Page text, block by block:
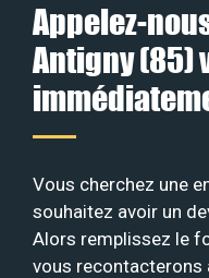
Appelez-
Antigny (85)
Vous cherchez une
souhaitez avoir un
Alors remplissez le
vous recontacterons